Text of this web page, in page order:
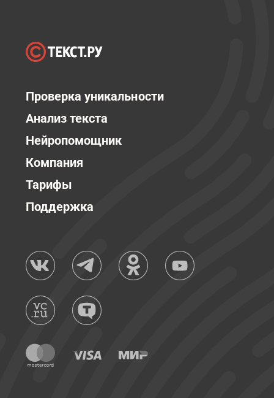
Проверка уникальности
Анализ текста
Нейропомощник
Компания
Тарифы
Поддержка